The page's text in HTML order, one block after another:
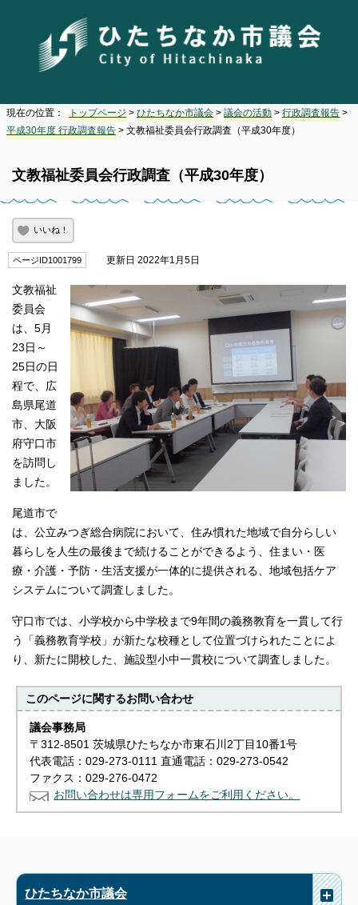
現在の位置： トップページ > ひたちなか市議会 > 議会の活動 > 行政調査報告 >
平成30年度 行政調査報告 > 文教福祉委員会行政調査（平成30年度）
文教福祉委員会行政調査（平成30年度）
いいね！
ページID1001799 更新日 2022年1月5日
文教福祉
委員会
は、5月
23日～
25日の日
程で、広
島県尾道
市、大阪
府守口市
を訪問し
ました。
尾道市で
は、公立みつぎ総合病院において、住み慣れた地域で自分らしい
暮らしを人生の最後まで続けることができるよう、住まい・医
療・介護・予防・生活支援が一体的に提供される、地域包括ケア
システムについて調査しました。
守口市では、小学校から中学校まで9年間の義務教育を一貫して行
う「義務教育学校」が新たな校種として位置づけられたことによ
り、新たに開校した、施設型小中一貫校について調査しました。
このページに関するお問い合わせ
議会事務局
〒312-8501 茨城県ひたちなか市東石川2丁目10番1号
代表電話：029-273-0111 直通電話：029-273-0542
ファクス：029-276-0472
お問い合わせは専用フォームをご利用ください。
ひたちなか市議会